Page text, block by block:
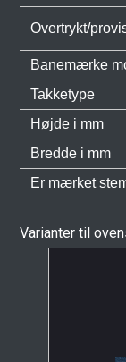
Overtrykt/
Banemærke
Takketype
Højde i mm
Bredde i mm
Er mærket
Varianter til